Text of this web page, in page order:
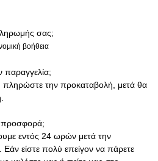
σας;
βοήθεια
την προκαταβολή, μετά θα
εντός 24 ωρών μετά την
είστε πολύ επείγον να πάρετε